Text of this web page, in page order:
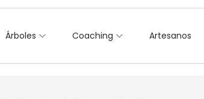
Árboles Coaching Artesanos